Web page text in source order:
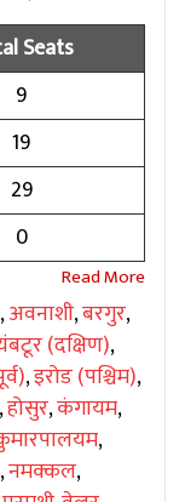
Seats
9
19
29
0
,अवनाशी,बरगुर,
(दक्षिण),
,इरोड (पश्चिम),
,होसुर,कंगायम,
,
,नमक्कल,